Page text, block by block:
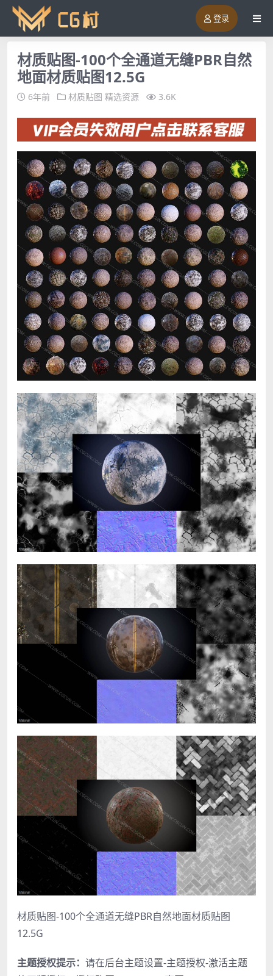
登录
材质贴图-100个全通道无缝PBR自然
地面材质贴图12.5G
6年前 材质贴图 精选资源 3.6K
材质贴图-100个全通道无缝PBR自然地面材质贴图
12.5G
主题授权提示： 请在后台主题设置-主题授权-激活主题